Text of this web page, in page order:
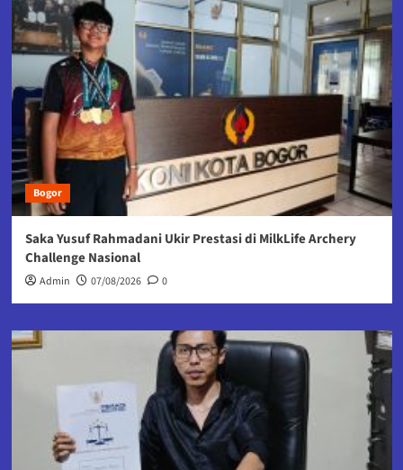
Bogor
Saka Yusuf Rahmadani Ukir Prestasi di MilkLife Archery
Challenge Nasional
Admin 07/08/2026 0